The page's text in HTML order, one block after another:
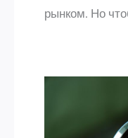
рынком. Но